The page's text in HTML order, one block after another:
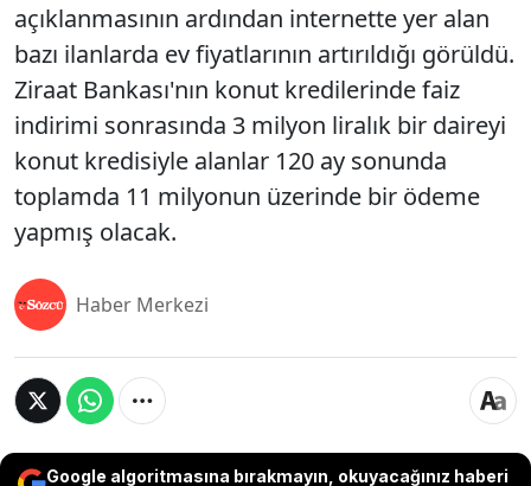
açıklanmasının ardından internette yer alan
bazı ilanlarda ev fiyatlarının artırıldığı görüldü.
Ziraat Bankası'nın konut kredilerinde faiz
indirimi sonrasında 3 milyon liralık bir daireyi
konut kredisiyle alanlar 120 ay sonunda
toplamda 11 milyonun üzerinde bir ödeme
yapmış olacak.
Haber Merkezi
Google algoritmasına bırakmayın, okuyacağınız haberi